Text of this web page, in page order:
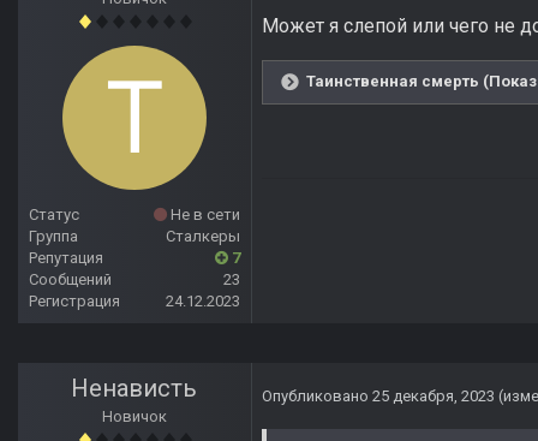
Статус
Не в сети
Группа
Сталкеры
Репутация
7
Сообщений
23
Регистрация
24.12.2023
Может я слепой или чего не
Таинственная смерть
Ненависть
Новичок
Опубликовано 25 декабря, 2023